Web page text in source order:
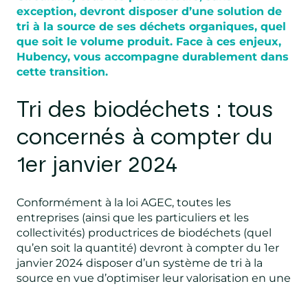
exception, devront disposer d’une solution de
tri à la source de ses déchets organiques, quel
que soit le volume produit. Face à ces enjeux,
Hubency, vous accompagne durablement dans
cette transition.
Tri des biodéchets : tous
concernés à compter du
1er janvier 2024
Conformément à la loi AGEC, toutes les
entreprises (ainsi que les particuliers et les
collectivités) productrices de biodéchets (quel
qu’en soit la quantité) devront à compter du 1er
janvier 2024 disposer d’un système de tri à la
source en vue d’optimiser leur valorisation en une